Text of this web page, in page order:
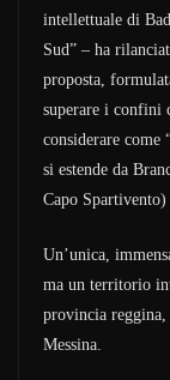
intellettuale di
Sud” – ha
proposta,
superare i confini
considerare come
si estende da
Capo
Un’unica,
ma un territorio
provincia reggina,
Messina.